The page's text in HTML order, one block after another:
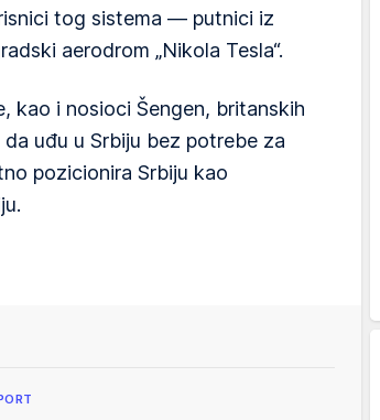
tog sistema — putnici iz
aerodrom „Nikola Tesla“.
kao i nosioci Šengen, britanskih
uđu u Srbiju bez potrebe za
pozicionira Srbiju kao